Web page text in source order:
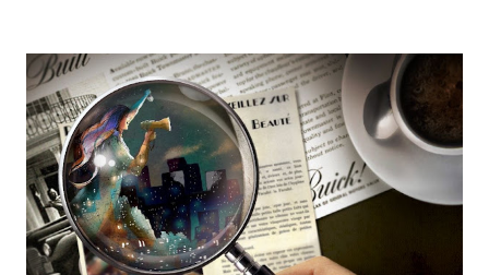
fácil responder, não é? Lembre-se: a pergunta está no
plural (Quais...) O QUE VEM POR AÍ??? Tente adivinhar.
Vou dar quatro opções. Quais você acha verdadeiras? (1)-
Campanha_Livro_Nacional Já pensou se tivesse uma
campanha assim, de incentivo aos escritores e escritoras
nacionais? Seria uma super, mega, maravilhosa campanha,
não é? (2)- Relançamento de livro com capa nova (3)- Livro